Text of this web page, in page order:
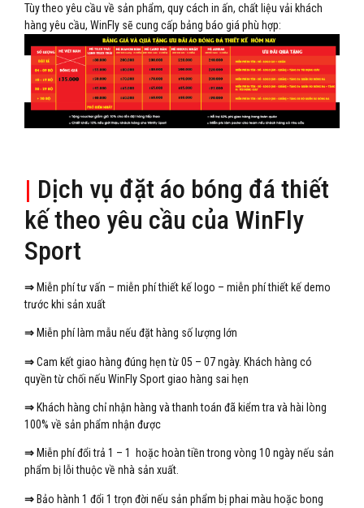
Tùy theo yêu cầu về sản phẩm, quy cách in ấn, chất liệu vải khách
hàng yêu cầu, WinFly sẽ cung cấp bảng báo giá phù hợp:
| Dịch vụ đặt áo bóng đá thiết
kế theo yêu cầu của WinFly
Sport
⇒ Miễn phí tư vấn – miễn phí thiết kế logo – miễn phí thiết kế demo
trước khi sản xuất
⇒ Miễn phí làm mẫu nếu đặt hàng số lượng lớn
⇒Cam kết giao hàng đúng hẹn từ 05 – 07 ngày. Khách hàng có
quyền từ chối nếu WinFly Sport giao hàng sai hẹn
⇒ Khách hàng chỉ nhận hàng và thanh toán đã kiểm tra và hài lòng
100% về sản phẩm nhận được
⇒ Miễn phí đổi trả 1 – 1 hoặc hoàn tiền trong vòng 10 ngày nếu sản
phẩm bị lỗi thuộc về nhà sản xuất.
⇒ Bảo hành 1 đổi 1 trọn đời nếu sản phẩm bị phai màu hoặc bong